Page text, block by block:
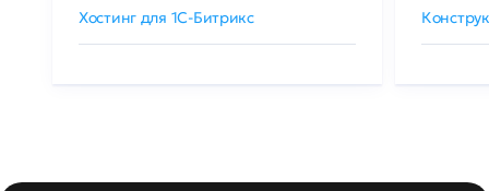
Хостинг для 1C-Битрикс